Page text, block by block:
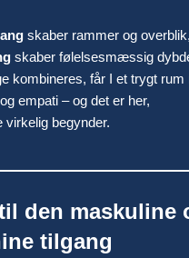
skaber rammer og
skaber følelsesmæssig
kombineres, får I et trygt rum
empati – og det er her,
virkelig begynder.
den maskuline
tilgang